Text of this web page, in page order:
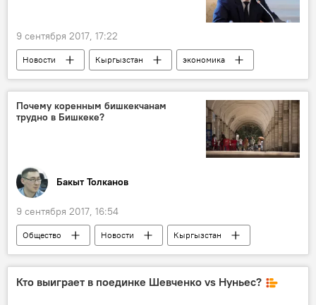
9 сентября 2017, 17:22
Новости Кыргызстан
экономика
Сапар Исаков
Кумтор
Почему коренным бишкекчанам
трудно в Бишкеке?
Бакыт Толканов
9 сентября 2017, 16:54
Общество Новости
Кыргызстан
Колумнисты
Кто выиграет в поединке Шевченко vs Нуньес?